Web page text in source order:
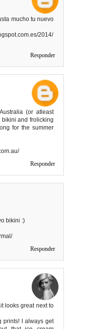
mucho tu nuevo
2014/
Responder
(or atleast
and frolicking
for the summer
Responder
bikini :)
Responder
looks great next to
prints! I always get